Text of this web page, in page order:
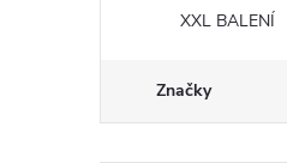
XXL BALENÍ
Značky